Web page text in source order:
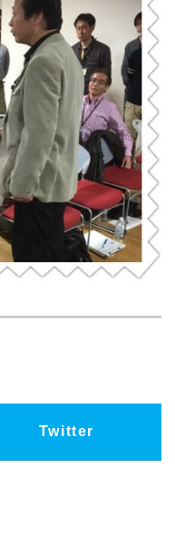
Twitter